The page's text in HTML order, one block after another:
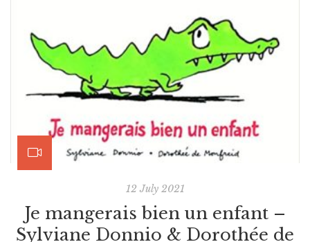
tas. Que j’ai bien fait ! Une pépite ce livre !! […]
12 July 2021
Je mangerais bien un enfant –
Sylviane Donnio & Dorothée de